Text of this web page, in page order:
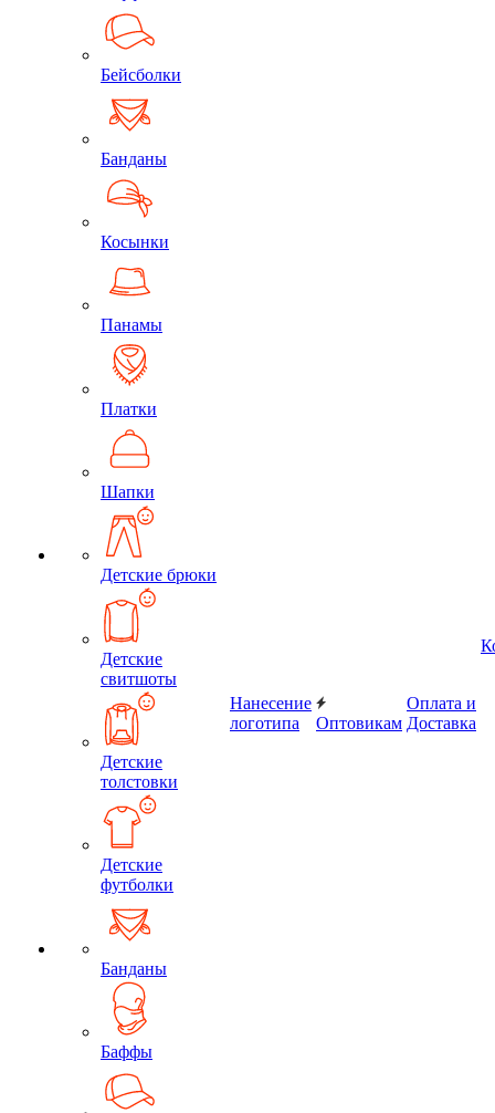
Бейсболки
Банданы
Косынки
Панамы
Платки
Шапки
Детские брюки
Детские
свитшоты
Детские
толстовки
Детские
футболки
Банданы
Баффы
Нанесение
логотипа
Оптовикам
Оплата и
Доставка